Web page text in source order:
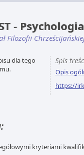
-
Filozofii
Spis
Opis
https://
dla tego
kryteriami